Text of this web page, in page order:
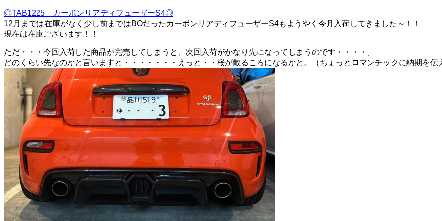
◎TAB1225 カーボンリアディフューザーS4◎
12月までは在庫がなく少し前まではBOだったカーボンリアディフューザーS4もようやく今月入荷してきました～！！
現在は在庫ございます！！
ただ・・・今回入荷した商品が完売してしまうと、次回入荷がかなり先になってしまうのです・・・・。
どのくらい先なのかと言いますと・・・・・・・えっと・・桜が散るころになるかと。（ちょっとロマンチックに納期を伝